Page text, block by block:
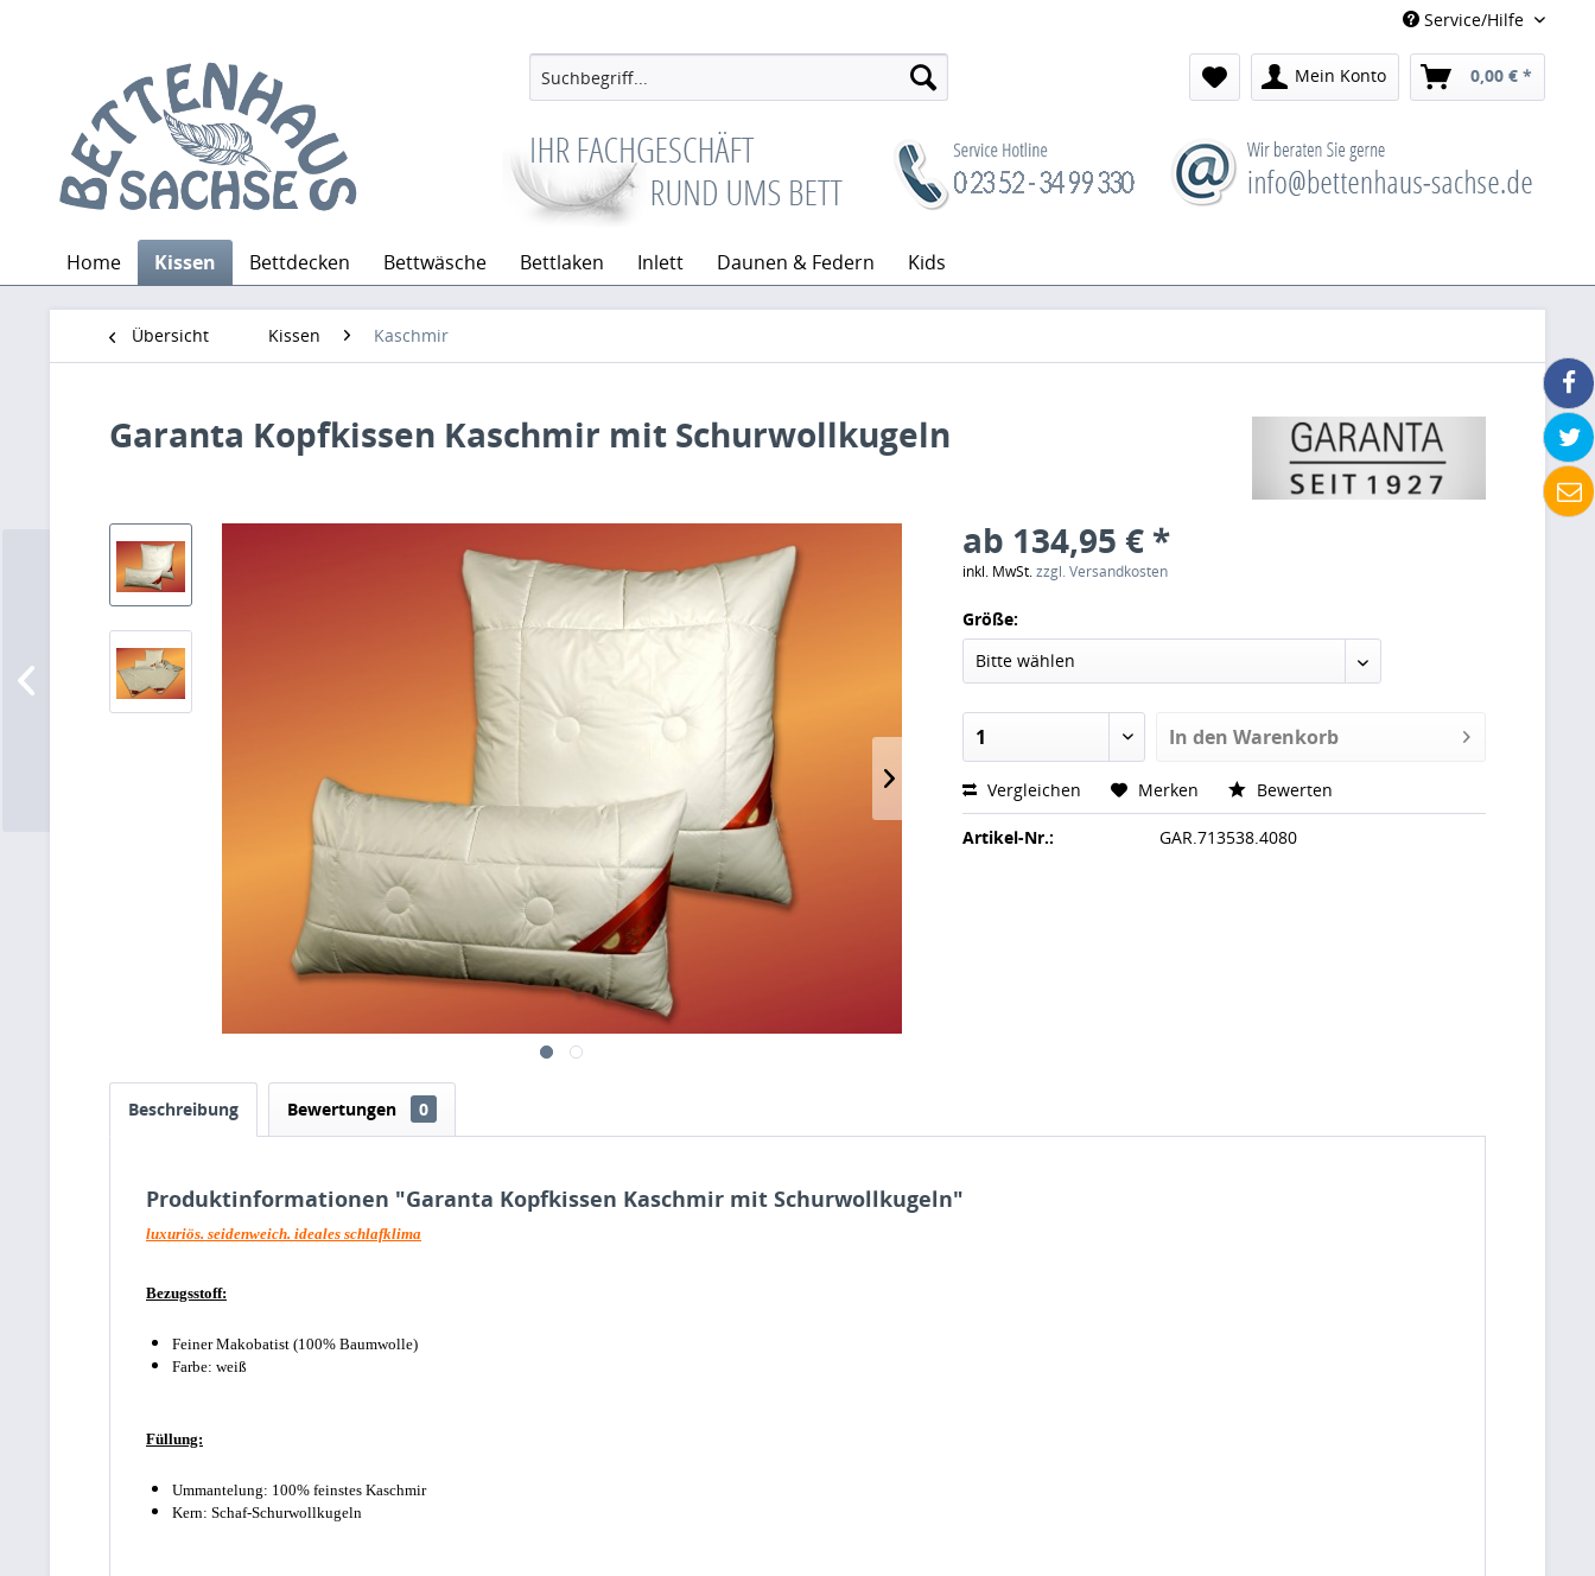
Service/Hilfe
Mein Konto 0,00 € *
Home Kissen Bettdecken Bettwäsche Bettlaken Inlett Daunen & Federn Kids
Übersicht Kissen Kaschmir
Garanta Kopfkissen Kaschmir mit Schurwollkugeln
ab 134,95 € *
inkl. MwSt.zzgl. Versandkosten
Größe:
In den Warenkorb
Vergleichen Merken Bewerten
Artikel-Nr.: GAR.713538.4080
Beschreibung Bewertungen 0
Produktinformationen "Garanta Kopfkissen Kaschmir mit Schurwollkugeln"
luxuriös. seidenweich. ideales schlafklima
Bezugsstoff:
Feiner Makobatist (100% Baumwolle)
Farbe: weiß
Füllung:
Ummantelung: 100% feinstes Kaschmir
Kern: Schaf-Schurwollkugeln